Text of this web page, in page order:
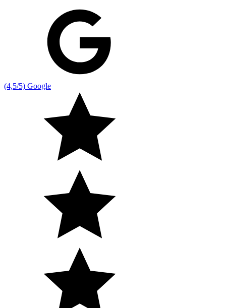
(4,5/5) Google